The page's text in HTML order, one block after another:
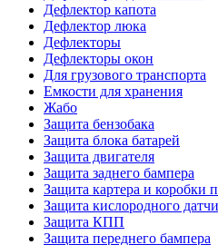
Дефлектор капота
Дефлектор люка
Дефлекторы
Дефлекторы окон
Для грузового транспорта
Емкости для хранения
Жабо
Защита бензобака
Защита блока батарей
Защита двигателя
Защита заднего бампера
Защита картера и коробки
Защита кислородного
Защита КПП
Защита переднего бампера